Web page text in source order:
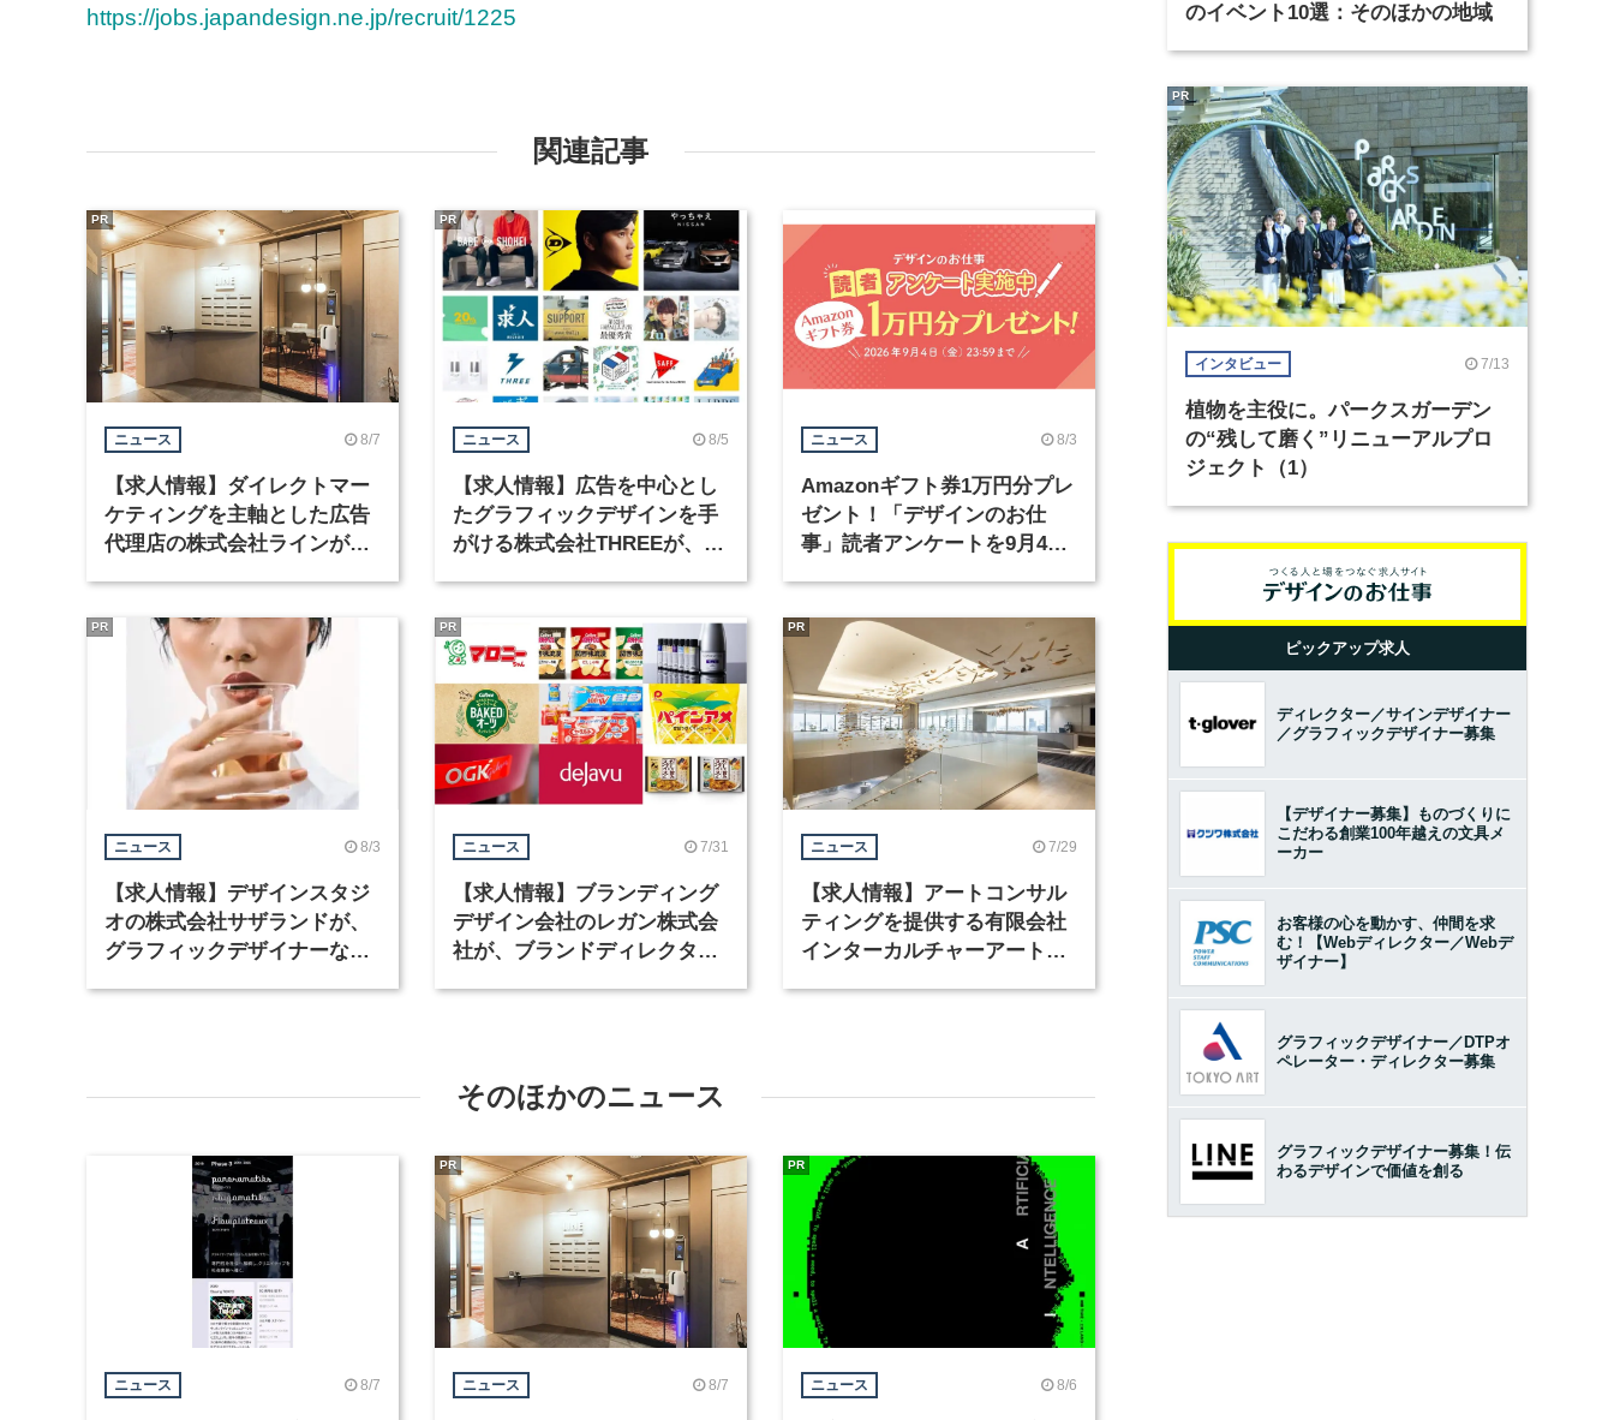
https://jobs.japandesign.ne.jp/recruit/1225
関連記事
ニュース 8/7
【求人情報】ダイレクトマー
ケティングを主軸とした広告
代理店の株式会社ラインが、
PR
ニュース 8/5
【求人情報】広告を中心とし
たグラフィックデザインを手
がける株式会社THREEが、グ
PR
ニュース 8/3
Amazonギフト券1万円分プレ
ゼント！「デザインのお仕
事」読者アンケートを9月4日
ニュース 8/3
【求人情報】デザインスタジ
オの株式会社サザランドが、
グラフィックデザイナーなど2
PR
ニュース 7/31
【求人情報】ブランディング
デザイン会社のレガン株式会
社が、ブランドディレクター
PR
ニュース 7/29
【求人情報】アートコンサル
ティングを提供する有限会社
インターカルチャーアート
PR
そのほかのニュース
ニュース 8/7 ニュース 8/7
PR
ニュース 8/6
PR
のイベント10選：そのほかの地域
インタビュー 7/13
植物を主役に。パークスガーデン
の“残して磨く”リニューアルプロ
ジェクト（1）
PR
ピックアップ求人
ディレクター／サインデザイナー
／グラフィックデザイナー募集
【デザイナー募集】ものづくりに
こだわる創業100年越えの文具メ
ーカー
お客様の心を動かす、仲間を求
む！【Webディレクター／Webデ
ザイナー】
グラフィックデザイナー／DTPオ
ペレーター・ディレクター募集
グラフィックデザイナー募集！伝
わるデザインで価値を創る